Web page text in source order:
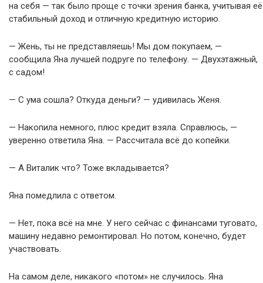
на себя — так было проще с точки зрения банка, учитывая её
стабильный доход и отличную кредитную историю.
— Жень, ты не представляешь! Мы дом покупаем, —
сообщила Яна лучшей подруге по телефону. — Двухэтажный,
с садом!
— С ума сошла? Откуда деньги? — удивилась Женя.
— Накопила немного, плюс кредит взяла. Справлюсь, —
уверенно ответила Яна. — Рассчитала всё до копейки.
— А Виталик что? Тоже вкладывается?
Яна помедлила с ответом.
— Нет, пока всё на мне. У него сейчас с финансами туговато,
машину недавно ремонтировал. Но потом, конечно, будет
участвовать.
На самом деле, никакого «потом» не случилось. Яна